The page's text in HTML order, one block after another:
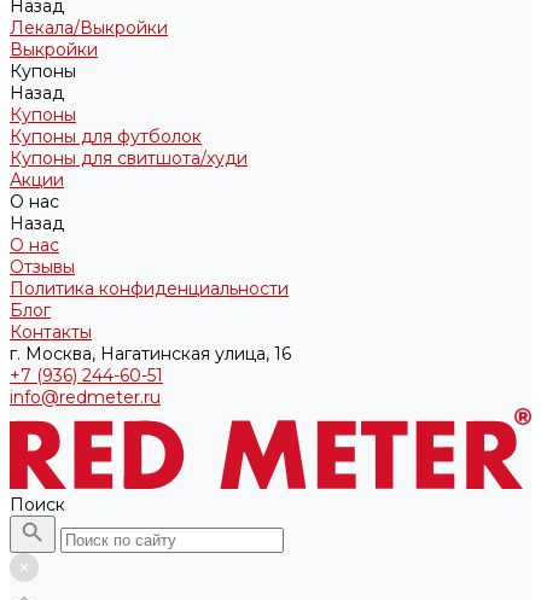
Назад
Лекала/Выкройки
Выкройки
Купоны
Назад
Купоны
Купоны для футболок
Купоны для свитшота/худи
Акции
О нас
Назад
О нас
Отзывы
Политика конфиденциальности
Блог
Контакты
г. Москва, Нагатинская улица, 16
+7 (936) 244-60-51
info@redmeter.ru
Поиск